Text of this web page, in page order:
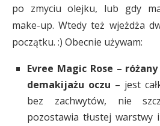
po zmyciu olejku, lub gdy
make-up. Wtedy też wjeżdża
początku. :) Obecnie używam:
Evree Magic Rose –
demakijażu oczu – jest
bez zachwytów, nie
pozostawia tłustej warstwy